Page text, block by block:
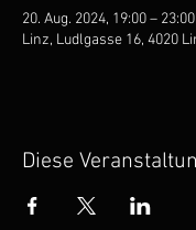
20. Aug. 2024, 19:00 – 23:00
Linz, Ludlgasse 16, 4020
Diese